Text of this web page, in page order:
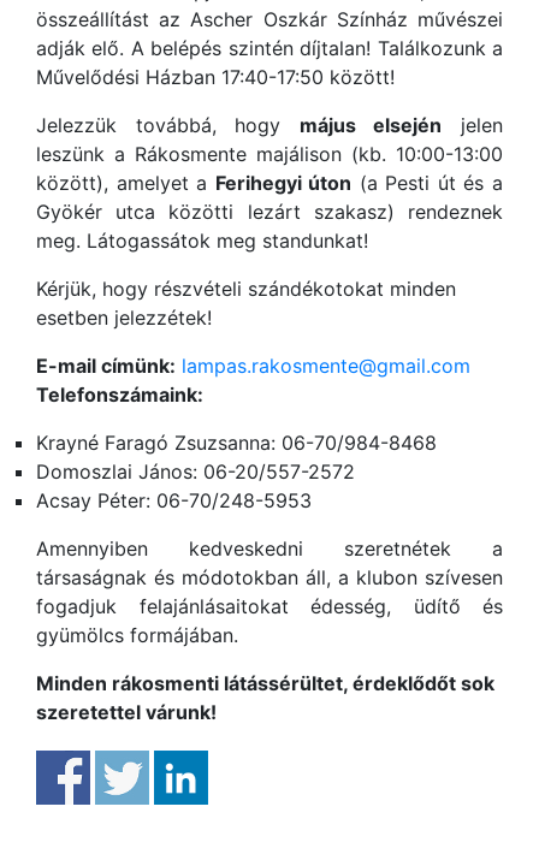
összeállítást az Ascher Oszkár Színház művészei
adják elő. A belépés szintén díjtalan! Találkozunk a
Művelődési Házban 17:40-17:50 között!
Jelezzük továbbá, hogy május elsején jelen
leszünk a Rákosmente majálison (kb. 10:00-13:00
között), amelyet a Ferihegyi úton (a Pesti út és a
Gyökér utca közötti lezárt szakasz) rendeznek
meg. Látogassátok meg standunkat!
Kérjük, hogy részvételi szándékotokat minden
esetben jelezzétek!
E-mail címünk: lampas.rakosmente@gmail.com
Telefonszámaink:
Krayné Faragó Zsuzsanna: 06-70/984-8468
Domoszlai János: 06-20/557-2572
Acsay Péter: 06-70/248-5953
Amennyiben kedveskedni szeretnétek a
társaságnak és módotokban áll, a klubon szívesen
fogadjuk felajánlásaitokat édesség, üdítő és
gyümölcs formájában.
Minden rákosmenti látássérültet, érdeklődőt sok
szeretettel várunk!